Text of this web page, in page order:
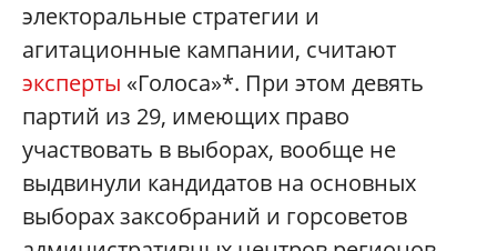
электоральные стратегии и
агитационные кампании, считают
эксперты «Голоса»*. При этом девять
партий из 29, имеющих право
участвовать в выборах, вообще не
выдвинули кандидатов на основных
выборах заксобраний и горсоветов